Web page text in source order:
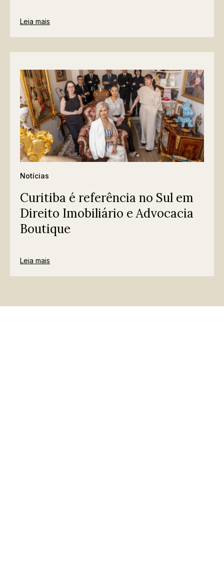
Leia mais
Notícias
Curitiba é referência no Sul em
Direito Imobiliário e Advocacia
Boutique
Leia mais